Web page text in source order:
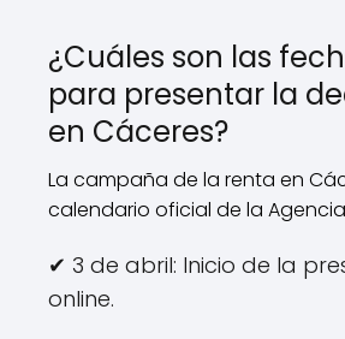
¿Cuáles son las
para presentar la
en Cáceres?
La campaña de la renta en
calendario oficial de la
✔ 3 de abril: Inicio de la
online.